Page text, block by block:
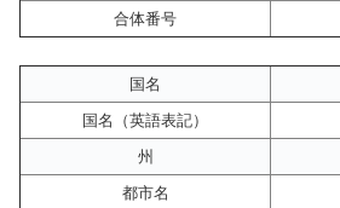
合体番号
国名
国名（英語表記）
州
都市名